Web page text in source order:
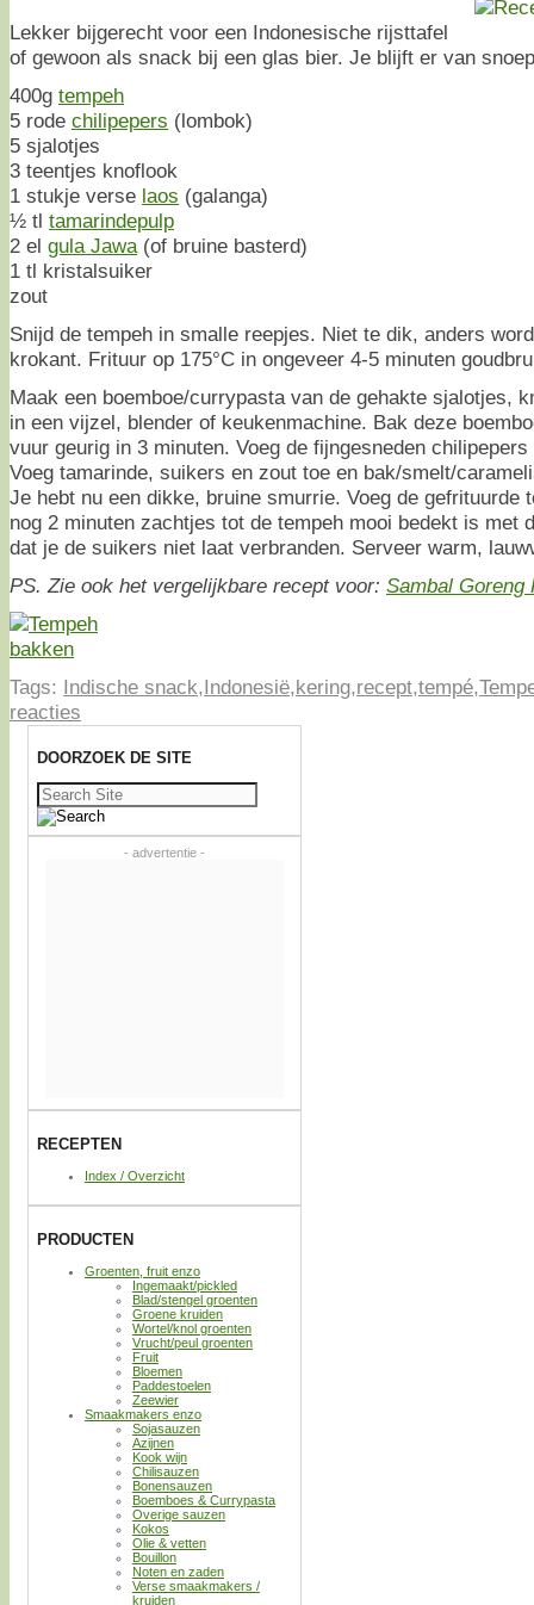
Lekker bijgerecht voor een Indonesische rijsttafel
of gewoon als snack bij een glas bier. Je blijft er van
400g tempeh
5 rode chilipepers (lombok)
5 sjalotjes
3 teentjes knoflook
1 stukje verse laos (galanga)
½ tl tamarindepulp
2 el gula Jawa (of bruine basterd)
1 tl kristalsuiker
zout
Snijd de tempeh in smalle reepjes. Niet te dik, anders
krokant. Frituur op 175°C in ongeveer 4-5 minuten
Maak een boemboe/currypasta van de gehakte sjalotjes,
in een vijzel, blender of keukenmachine. Bak deze
vuur geurig in 3 minuten. Voeg de fijngesneden
Voeg tamarinde, suikers en zout toe en bak/smelt/
Je hebt nu een dikke, bruine smurrie. Voeg de gefrituurde
nog 2 minuten zachtjes tot de tempeh mooi bedekt is met
dat je de suikers niet laat verbranden. Serveer warm,
PS. Zie ook het vergelijkbare recept voor: Sambal Goreng
Tags: Indische snack,Indonesië,kering,recept,tempé,
reacties
DOORZOEK DE SITE
Zoeken
naar:
- advertentie -
RECEPTEN
Index / Overzicht
PRODUCTEN
Groenten, fruit enzo
Ingemaakt/pickled
Blad/stengel groenten
Groene kruiden
Wortel/knol groenten
Vrucht/peul groenten
Fruit
Bloemen
Paddestoelen
Zeewier
Smaakmakers enzo
Sojasauzen
Azijnen
Kook wijn
Chilisauzen
Bonensauzen
Boemboes & Currypasta
Overige sauzen
Kokos
Olie & vetten
Bouillon
Noten en zaden
Verse smaakmakers /
kruiden